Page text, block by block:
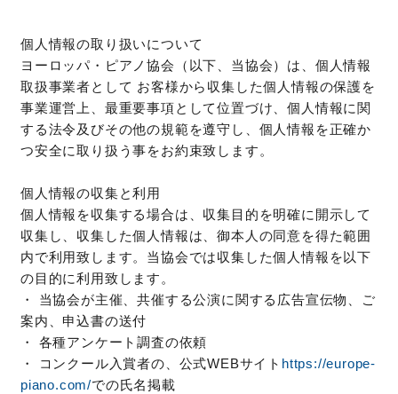
個人情報の取り扱いについて
ヨーロッパ・ピアノ協会（以下、当協会）は、個人情報
取扱事業者として お客様から収集した個人情報の保護を
事業運営上、最重要事項として位置づけ、個人情報に関
する法令及びその他の規範を遵守し、個人情報を正確か
つ安全に取り扱う事をお約束致します。
個人情報の収集と利用
個人情報を収集する場合は、収集目的を明確に開示して
収集し、収集した個人情報は、御本人の同意を得た範囲
内で利用致します。当協会では収集した個人情報を以下
の目的に利用致します。
・ 当協会が主催、共催する公演に関する広告宣伝物、ご
案内、申込書の送付
・ 各種アンケート調査の依頼
・ コンクール入賞者の、公式WEBサイト https://europe-
piano.com/での氏名掲載